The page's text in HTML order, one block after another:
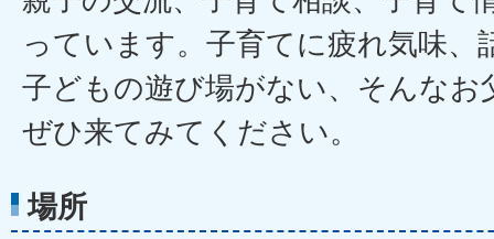
っています。子育てに疲れ気味、
子どもの遊び場がない、そんなお
ぜひ来てみてください。
場所